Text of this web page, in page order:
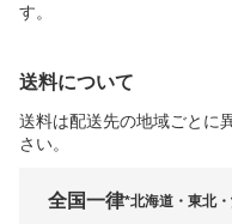
す。
送料について
送料は配送先の地域ごとに
さい。
全国一律*北海道・東北